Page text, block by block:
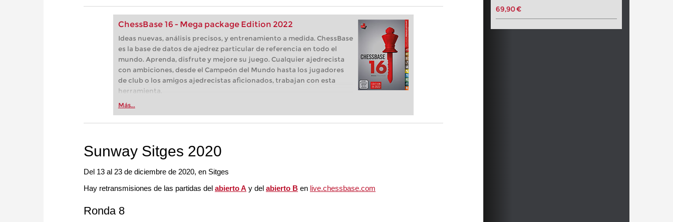
ChessBase 16 - Mega package Edition 2022
Ideas nuevas, análisis precisos, y entrenamiento a medida. ChessBase
es la base de datos de ajedrez particular de referencia en todo el
mundo. Aprenda, disfrute y mejore su juego. Cualquier ajedrecista
con ambiciones, desde el Campeón del Mundo hasta los jugadores
de club o los amigos ajedrecistas aficionados, trabajan con esta
herramienta.
Más...
69,90 €
Sunway Sitges 2020
Del 13 al 23 de diciembre de 2020, en Sitges
Hay retransmisiones de las partidas del abierto A y del abierto B en live.chessbase.com
Ronda 8